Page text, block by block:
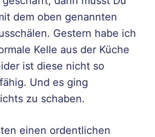
dem oben genannten
Gestern habe ich
Kelle aus der Küche
ist diese nicht so
Und es ging
zu schaben.
einen ordentlichen